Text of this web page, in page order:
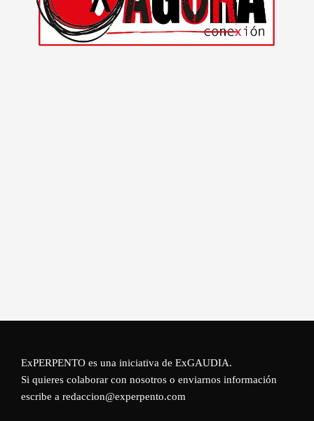
ExPERPENTO es una iniciativa de ExGAUDIA.
Si quieres colaborar con nosotros o enviarnos información
escribe a redaccion@experpento.com